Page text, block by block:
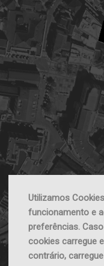
Utilizamos
funcionamento e
preferências.
cookies carregue
contrário,